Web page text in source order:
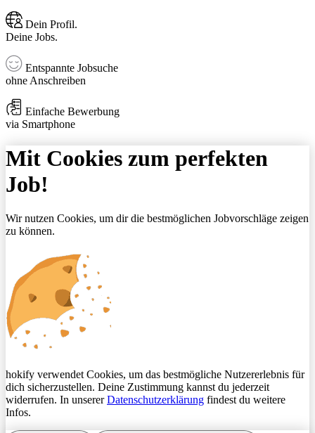
Dein Profil.
Deine Jobs.
Entspannte Jobsuche
ohne Anschreiben
Einfache Bewerbung
via Smartphone
Mit Cookies zum perfekten
Job!
Wir nutzen Cookies, um dir die bestmöglichen Jobvorschläge zeigen
zu können.
hokify verwendet Cookies, um das bestmögliche Nutzererlebnis für
dich sicherzustellen. Deine Zustimmung kannst du jederzeit
widerrufen. In unsererDatenschutzerklärung findest du weitere
Infos.